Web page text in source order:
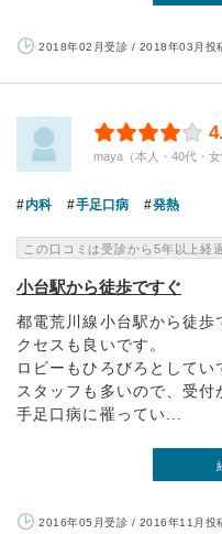
2018年02月受診 / 2018年03月投
maya（本人・40代・女
内科 手足口病 発熱
この口コミは受診から5年以上経
小台駅から徒歩ですぐ
都電荒川線小台駅から徒
クセスも良いです。
ロビーもひろびろとしてい
スタッフも多いので、受
手足口病に罹ってい...
2016年05月受診 / 2016年11月投